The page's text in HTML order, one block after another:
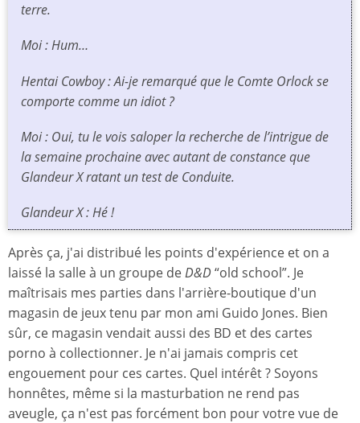
terre.
Moi : Hum…
Hentai Cowboy : Ai-je remarqué que le Comte Orlock se
comporte comme un idiot ?
Moi : Oui, tu le vois saloper la recherche de l’intrigue de
la semaine prochaine avec autant de constance que
Glandeur X ratant un test de Conduite.
Glandeur X : Hé !
Après ça, j'ai distribué les points d'expérience et on a
laissé la salle à un groupe deD&D“old school”. Je
maîtrisais mes parties dans l'arrière-boutique d'un
magasin de jeux tenu par mon ami Guido Jones. Bien
sûr, ce magasin vendait aussi des BD et des cartes
porno à collectionner. Je n'ai jamais compris cet
engouement pour ces cartes. Quel intérêt ? Soyons
honnêtes, même si la masturbation ne rend pas
aveugle, ça n'est pas forcément bon pour votre vue de